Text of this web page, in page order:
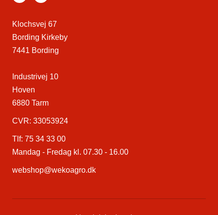
Klochsvej 67
Bording Kirkeby
7441 Bording
Industrivej 10
Hoven
6880 Tarm
CVR: 33053924
Tlf: 75 34 33 00
Mandag - Fredag kl. 07.30 - 16.00
webshop@wekoagro.dk